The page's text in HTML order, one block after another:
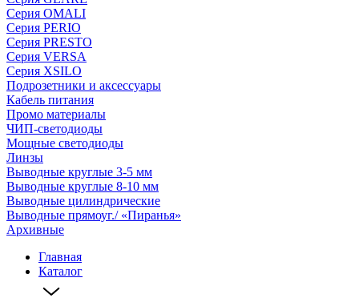
Серия OMALI
Серия PERIO
Серия PRESTO
Серия VERSA
Серия XSILO
Подрозетники и аксессуары
Кабель питания
Промо материалы
ЧИП-светодиоды
Мощные светодиоды
Линзы
Выводные круглые 3-5 мм
Выводные круглые 8-10 мм
Выводные цилиндрические
Выводные прямоуг./ «Пиранья»
Архивные
Главная
Каталог